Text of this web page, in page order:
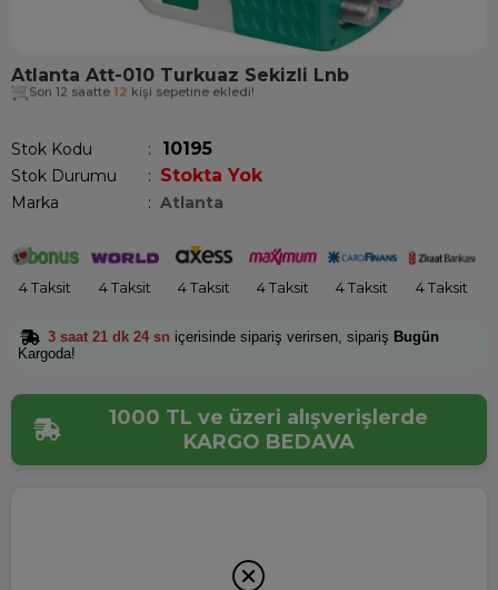
Atlanta Att-010 Turkuaz Sekizli Lnb
Son 12 saatte 12 kişi sepetine ekledi!
Stok Kodu 10195
Stok Durumu : Stokta Yok
Marka : Atlanta
4 Taksit 4 Taksit 4 Taksit 4 Taksit 4 Taksit 4 Taksit
3 saat 21 dk 23 sn içerisinde sipariş verirsen, sipariş Bugün
Kargoda!
1000 TL ve üzeri alışverişlerde
KARGO BEDAVA